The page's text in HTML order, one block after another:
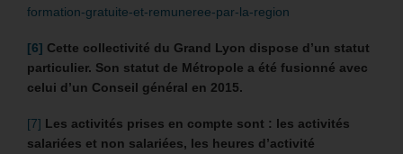
formation-gratuite-et-remuneree-par-la-region
[6] Cette collectivité du Grand Lyon dispose d’un statut
particulier. Son statut de Métropole a été fusionné avec
celui d’un Conseil général en 2015.
[7] Les activités prises en compte sont : les activités
salariées et non salariées, les heures d’activité